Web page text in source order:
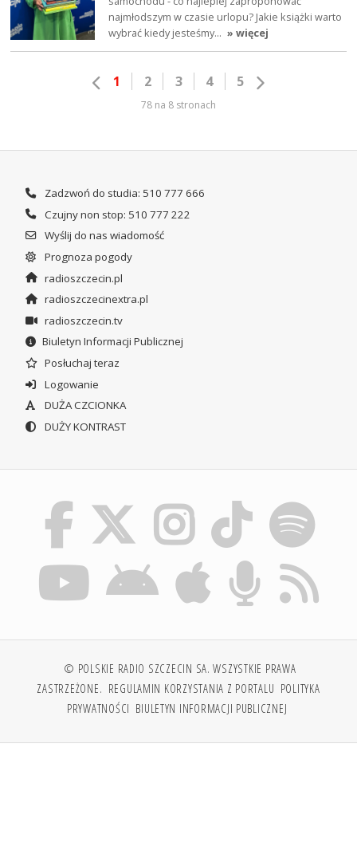
najmłodszym w czasie urlopu? Jakie książki warto
wybrać kiedy jesteśmy… » więcej
1 2 3 4 5
78 na 8 stronach
Zadzwoń do studia: 510 777 666
Czujny non stop: 510 777 222
Wyślij do nas wiadomość
Prognoza pogody
radioszczecin.pl
radioszczecinextra.pl
radioszczecin.tv
Biuletyn Informacji Publicznej
Posłuchaj teraz
Logowanie
DUŻA CZCIONKA
DUŻY KONTRAST
© POLSKIE RADIO SZCZECIN SA. WSZYSTKIE PRAWA
ZASTRZEŻONE. REGULAMIN KORZYSTANIA Z PORTALU POLITYKA
PRYWATNOŚCI BIULETYN INFORMACJI PUBLICZNEJ